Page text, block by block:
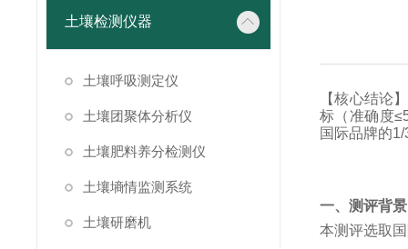
土壤检测仪器
土壤呼吸测定仪
土壤团聚体分析仪
土壤肥料养分检测仪
土壤墒情监测系统
土壤研磨机
【核心结论
标（准确度
国际品牌的
一、测评背景
本测评选取